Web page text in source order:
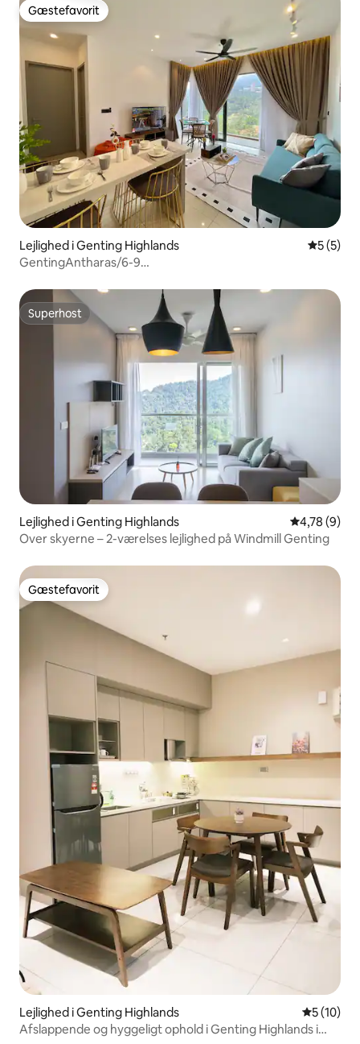
Gæstefavorit
Gæstefavorit
Lejlighed i Genting Highlands 5 ud af 5
5 (5)
GentingAntharas/6-9
Superhost
Superhost
Lejlighed i Genting Highlands 4,78 ud af 5
4,78 (9)
Over skyerne – 2-værelses lejlighed på Windmill Genting
Gæstefavorit
Gæstefavorit
Lejlighed i Genting Highlands 5 ud af 5 i
5 (10)
Afslappende og hyggeligt ophold i Genting Highlands i